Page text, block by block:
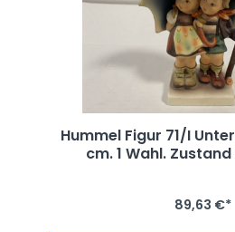
Hummel Figur 71/I
cm. 1 Wahl.
89,63 €*